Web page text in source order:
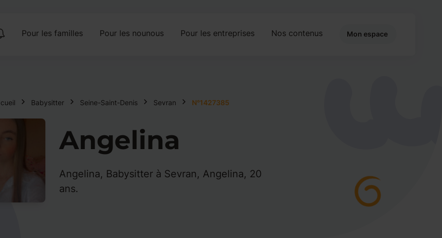
Pour les familles Pour les nounous Pour les entreprises Nos contenus Mon espace
Babysitter Seine-Saint-Denis Sevran N°1427385
Angelina
Angelina, Babysitter à Sevran, Angelina, 20
ans.